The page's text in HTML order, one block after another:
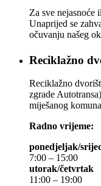
Za sve nejasnoće
Unaprijed se
očuvanju našeg
Reciklažno
Reciklažno
zgrade
miješanog
Radno vrijeme:
ponedjeljak/
7:00 – 15:00
utorak/četvrtak
11:00 – 19:00